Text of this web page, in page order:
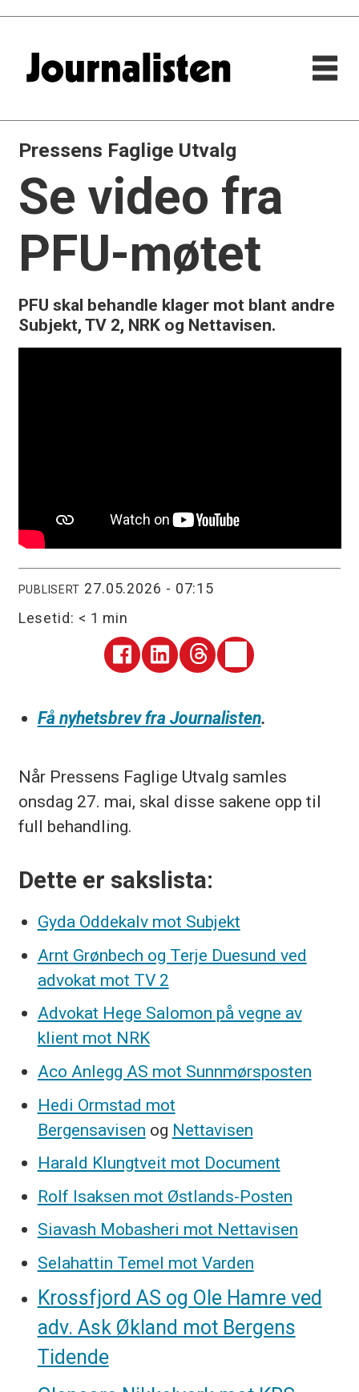
Pressens Faglige Utvalg
Se video fra
PFU-møtet
PFU skal behandle klager mot blant andre
Subjekt, TV 2, NRK og Nettavisen.
PUBLISERT
27.05.2026 - 07:15
Lesetid: < 1 min
Få nyhetsbrev fra Journalisten.
Når Pressens Faglige Utvalg samles
onsdag 27. mai, skal disse sakene opp til
full behandling.
Dette er sakslista:
Gyda Oddekalv mot Subjekt
Arnt Grønbech og Terje Duesund ved
advokat mot TV 2
Advokat Hege Salomon på vegne av
klient mot NRK
Aco Anlegg AS mot Sunnmørsposten
Hedi Ormstad mot
Bergensavisen og Nettavisen
Harald Klungtveit mot Document
Rolf Isaksen mot Østlands-Posten
Siavash Mobasheri mot Nettavisen
Selahattin Temel mot Varden
Krossfjord AS og Ole Hamre ved
adv. Ask Økland mot Bergens
Tidende